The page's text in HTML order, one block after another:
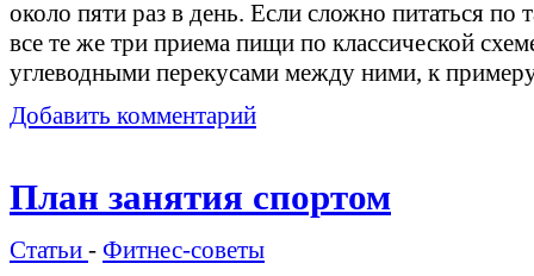
около пяти раз в день. Если сложно питаться по
все те же три приема пищи по классической
углеводными перекусами между ними, к
Добавить комментарий
План занятия спортом
Статьи - Фитнес-советы